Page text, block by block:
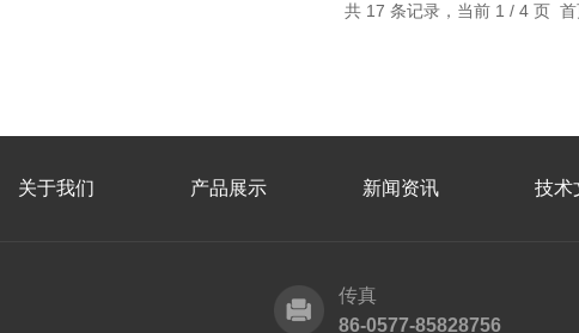
共 17 条记录，当前 1 / 4 页
关于我们 产品展示 新闻资讯 技术
传真
86-0577-85828756